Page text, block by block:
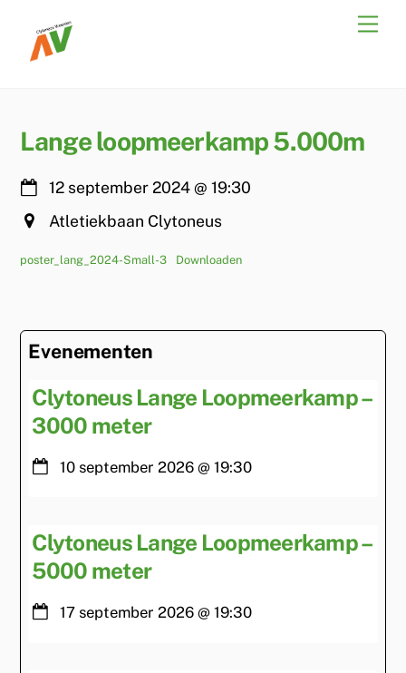
content
Lange loopmeerkamp 5.000m
12 september 2024@19:30
Atletiekbaan Clytoneus
poster_lang_2024-Small-3 Downloaden
Evenementen
Clytoneus Lange Loopmeerkamp –
3000 meter
10 september 2026 @ 19:30
Clytoneus Lange Loopmeerkamp –
5000 meter
17 september 2026 @ 19:30